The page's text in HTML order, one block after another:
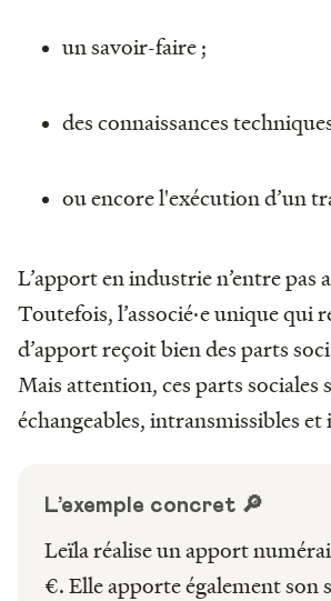
un savoir-faire ;
des connaissances
ou encore l'exécution d’un
L’apport en industrie n’entre pas
Toutefois, l’associé·e unique qui
d’apport reçoit bien des parts
Mais attention, ces parts sociales
échangeables, intransmissibles et
L’exemple concret 🔎
Leïla réalise un apport
€. Elle apporte également son